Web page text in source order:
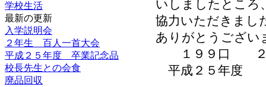
学校生活
最新の更新
入学説明会
２年生 百人一首大会
平成２５年度 卒業記念品
校長先生との会食
廃品回収
いしましたところ
協力いただきまし
ありがとうござい
１９９口 ２９
平成２５年度